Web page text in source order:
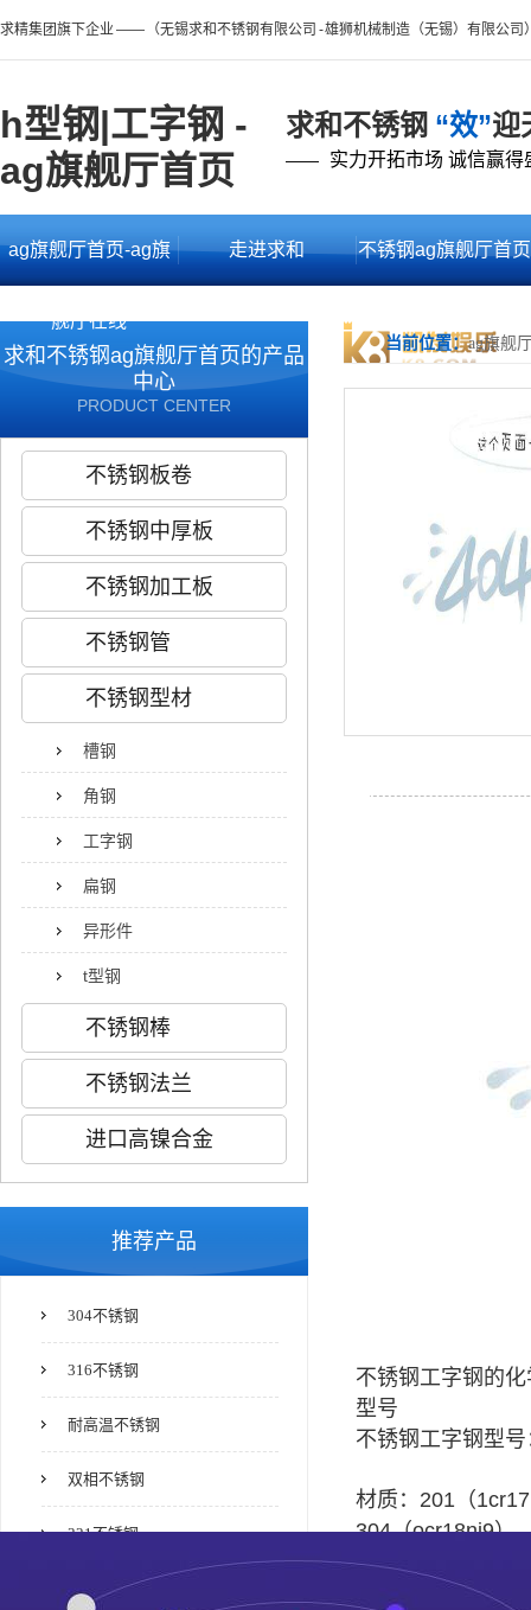
求精集团旗下企业 —— （无锡求和不锈钢有限公司 - 雄狮机械制造（无锡）有限公司
h型钢|工字钢 -
ag旗舰厅首页
求和不锈钢 “效”迎
—— 实力开拓市场 诚信赢得
ag旗舰厅首页-ag旗
舰厅在线
走进求和 不锈钢ag旗舰厅首页
当前位置：ag旗舰
不锈钢工字钢的
型号
不锈钢工字钢型
材质：201（
304（ocr18ni9
（1cr18ni9ti）、
求和不锈钢ag旗舰厅首页的产品
中心
PRODUCT CENTER
不锈钢板卷
不锈钢中厚板
不锈钢加工板
不锈钢管
不锈钢型材
槽钢
角钢
工字钢
扁钢
异形件
t型钢
不锈钢棒
不锈钢法兰
进口高镍合金
推荐产品
304不锈钢
316不锈钢
耐高温不锈钢
双相不锈钢
321不锈钢